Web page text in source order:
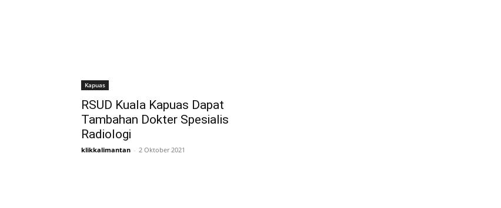
Kapuas
RSUD Kuala Kapuas Dapat
Tambahan Dokter Spesialis
Radiologi
klikkalimantan - 2 Oktober 2021